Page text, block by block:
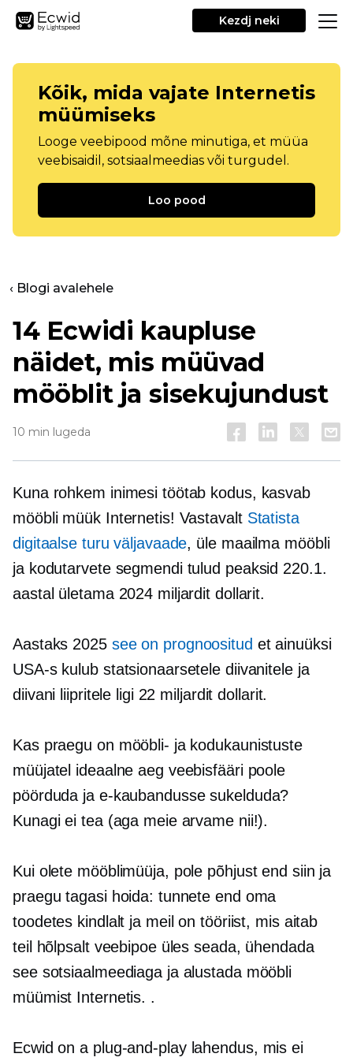
Kezdj neki
Kõik, mida vajate Internetis
müümiseks
Looge veebipood mõne minutiga, et müüa
veebisaidil, sotsiaalmeedias või turgudel.
Loo pood
‹ Blogi avalehele
14 Ecwidi kaupluse
näidet, mis müüvad
mööblit ja sisekujundust
10 min lugeda
Kuna rohkem inimesi töötab kodus, kasvab
mööbli müük Internetis! Vastavalt Statista
digitaalse turu väljavaade, üle maailma mööbli
ja kodutarvete segmendi tulud peaksid 220.1.
aastal ületama 2024 miljardit dollarit.
Aastaks 2025 see on prognoositud et ainuüksi
USA-s kulub statsionaarsetele diivanitele ja
diivani liipritele ligi 22 miljardit dollarit.
Kas praegu on mööbli- ja kodukaunistuste
müüjatel ideaalne aeg veebisfääri poole
pöörduda ja e-kaubandusse sukelduda?
Kunagi ei tea (aga meie arvame nii!).
Kui olete mööblimüüja, pole põhjust end siin ja
praegu tagasi hoida: tunnete end oma
toodetes kindlalt ja meil on tööriist, mis aitab
teil hõlpsalt veebipoe üles seada, ühendada
see sotsiaalmeediaga ja alustada mööbli
müümist Internetis. .
Ecwid on a plug-and-playlahendus, mis ei